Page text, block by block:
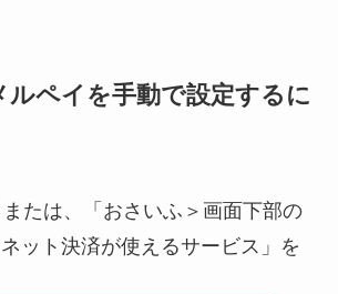
ルペイを手動で設定するに
たは、「おさいふ＞画面下部の
ット決済が使えるサービス」を